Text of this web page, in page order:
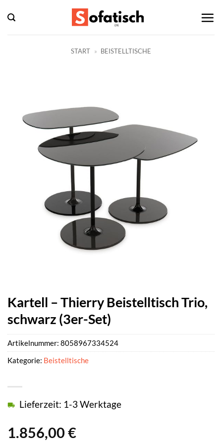
Inhalt
springen
START » BEISTELLTISCHE
Kartell – Thierry Beistelltisch Trio,
schwarz (3er-Set)
1.856,00 €
Lieferzeit: 1-3 Werktage
Artikelnummer: 8058967334524
Kategorie: Beistelltische